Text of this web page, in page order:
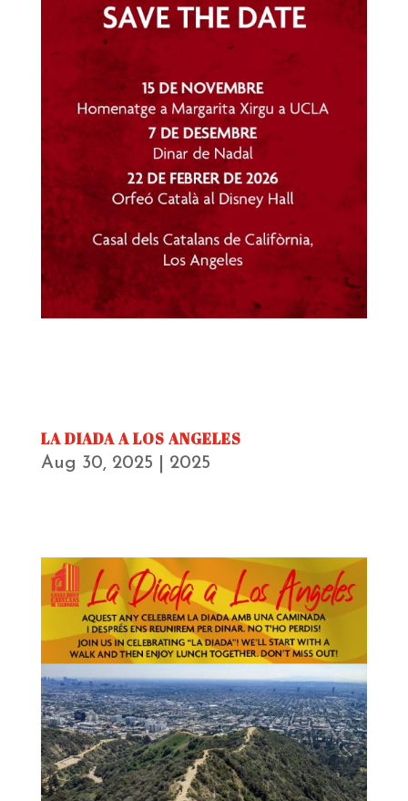
LA DIADA A LOS ANGELES
Aug 30, 2025 2025